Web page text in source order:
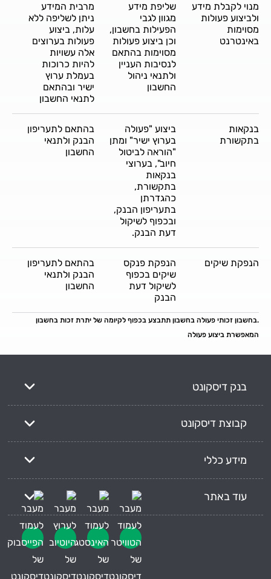
מנוי לקבלת מידע
ולביצוע פעולות
מסוימות
באינטרנט
שליפת מידע
מגוון לגבי
הפעילות בחשבון,
וכן ביצוע פעולות
מסוימות בהתאם
לנסיבות העניין
ולתנאי ניהול
החשבון
מרבית המידע
ניתן לשליפה ללא
עלות, ביצוע
פעולות בערוצים
אלה עשויות
להיות כרוכות
בעמלת ערוץ
ישיר ובהתאם
לתנאי החשבון
בנקאות
בתקשורת
ביצוע "פעולה
בערוץ ישיר" ומתן
"הוראה לביטול
חיוב", בערוצי
בנקאות
בתקשורת,
כהגדרתן
בתעריפון הבנק,
ובכפוף לשיקול
דעת הבנק.
בהתאם לתעריפון
הבנק ולתנאי
החשבון
הנפקת שיקים
הנפקת פנקס
שיקים בכפוף
לשיקול דעת
הבנק
בהתאם לתעריפון
הבנק ולתנאי
החשבון
.בחשבון זכותי פעולה בחשבון תתבצע בכפוף לקיומה של יתרת זכות בחשבון
המאפשרת ביצוע פעולה
בנק דיסקונט
קבוצת דיסקונט
מידע כללי
עוד באתר